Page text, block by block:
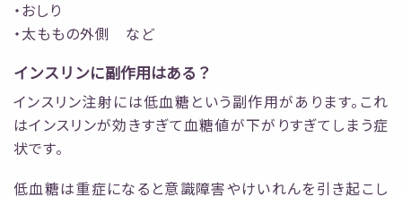
・おしり
・太ももの外側 など
インスリンに副作用はある？
インスリン注射には低血糖という副作用があります。これ
はインスリンが効きすぎて血糖値が下がりすぎてしまう症
状です。
低血糖は重症になると意識障害やけいれんを引き起こし